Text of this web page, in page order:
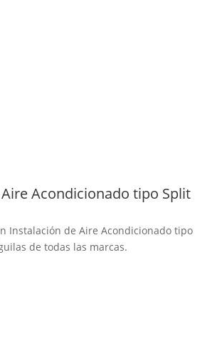
Acondicionado tipo Split
Instalación de Aire Acondicionado tipo
de todas las marcas.